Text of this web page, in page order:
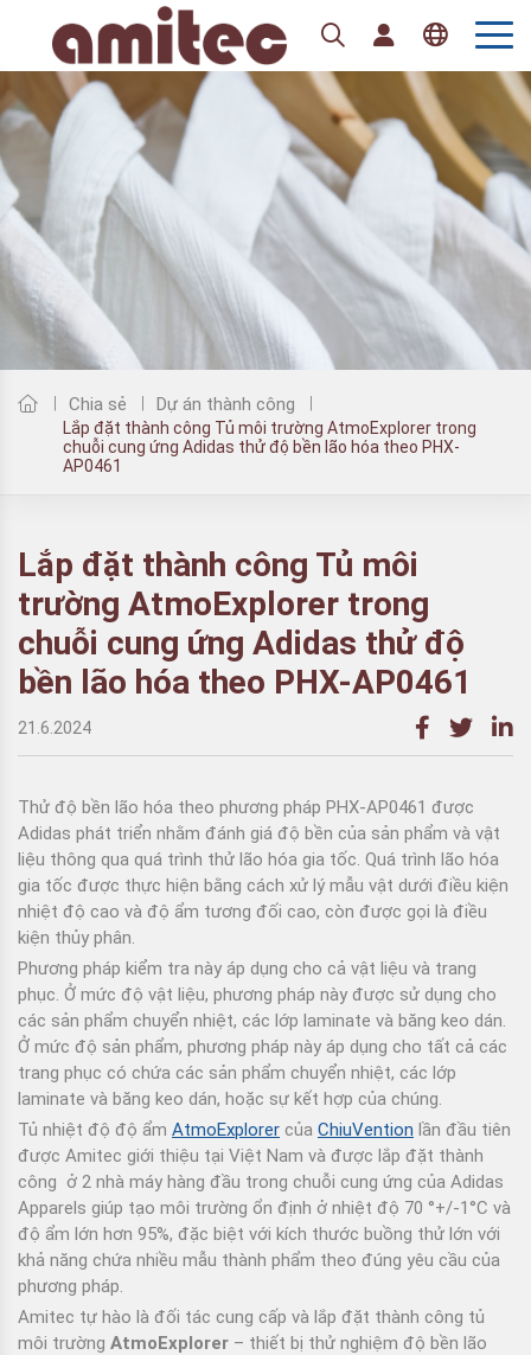
Tiếng Việt
English
Chia sẻ Dự án thành công
Lắp đặt thành công Tủ môi trường AtmoExplorer trong
chuỗi cung ứng Adidas thử độ bền lão hóa theo PHX-
AP0461
Lắp đặt thành công Tủ môi
trường AtmoExplorer trong
chuỗi cung ứng Adidas thử độ
bền lão hóa theo PHX-AP0461
21.6.2024
Thử độ bền lão hóa theo phương pháp PHX-AP0461 được
Adidas phát triển nhằm đánh giá độ bền của sản phẩm và vật
liệu thông qua quá trình thử lão hóa gia tốc. Quá trình lão hóa
gia tốc được thực hiện bằng cách xử lý mẫu vật dưới điều kiện
nhiệt độ cao và độ ẩm tương đối cao, còn được gọi là điều
kiện thủy phân.
Phương pháp kiểm tra này áp dụng cho cả vật liệu và trang
phục. Ở mức độ vật liệu, phương pháp này được sử dụng cho
các sản phẩm chuyển nhiệt, các lớp laminate và băng keo dán.
Ở mức độ sản phẩm, phương pháp này áp dụng cho tất cả các
trang phục có chứa các sản phẩm chuyển nhiệt, các lớp
laminate và băng keo dán, hoặc sự kết hợp của chúng.
Tủ nhiệt độ độ ẩm AtmoExplorer của ChiuVention lần đầu tiên
được Amitec giới thiệu tại Việt Nam và được lắp đặt thành
công ở 2 nhà máy hàng đầu trong chuỗi cung ứng của Adidas
Apparels giúp tạo môi trường ổn định ở nhiệt độ 70 °+/-1°C và
độ ẩm lớn hơn 95%, đặc biệt với kích thước buồng thử lớn với
khả năng chứa nhiều mẫu thành phẩm theo đúng yêu cầu của
phương pháp.
Amitec tự hào là đối tác cung cấp và lắp đặt thành công tủ
môi trường AtmoExplorer – thiết bị thử nghiệm độ bền lão